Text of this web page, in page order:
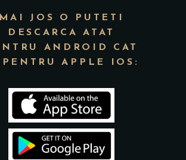
MAI JOS O PUTETI
DESCARCA ATAT
ANDROID CAT
APPLE IOS: